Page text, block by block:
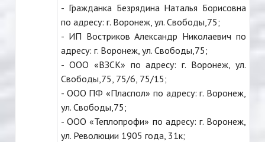
- Гражданка Безрядина Наталья Борисовна
по адресу: г. Воронеж, ул. Свободы,75;
- ИП Востриков Александр Николаевич по
адресу: г. Воронеж, ул. Свободы,75;
- ООО «ВЗСК» по адресу: г. Воронеж, ул.
Свободы,75, 75/6, 75/15;
- ООО ПФ «Пласпол» по адресу: г. Воронеж,
ул. Свободы,75;
- ООО «Теплопрофи» по адресу: г. Воронеж,
ул. Революции 1905 года, 31к;